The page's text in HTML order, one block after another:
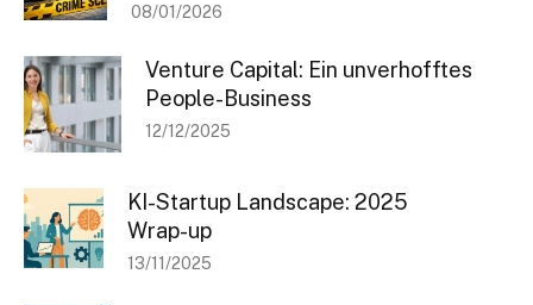
08/01/2026
Venture Capital: Ein unverhofftes
People-Business
12/12/2025
KI-Startup Landscape: 2025
Wrap-up
13/11/2025